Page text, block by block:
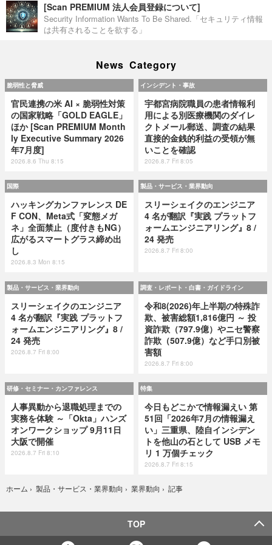
[Scan PREMIUM 法人会員登録について]
Security Information Wants To Be Shared.「セキュリティ情報
は共有されることを欲する」
News Category
脆弱性と脅威
官民連携の米 AI × 脆弱性対策
の国家戦略「GOLD EAGLE」
ほか [Scan PREMIUM Month
ly Executive Summary 2026
年7月度]
2026.8.6 Thu 8:15
インシデント・事故
宇都宮病院職員の患者情報利
用による別医療機関のダイレ
クトメール郵送、調査の結果
直接的金銭的利益の受領が無
いことを確認
2026.8.7 Fri 8:05
国際
ハッキングカンファレンス DE
F CON、Meta式「変態メガ
ネ」全面禁止（度付きもNG）
広がるスマートグラス締め出
し
2026.8.3 Mon 8:15
製品・サービス・業界動向
スリーシェイクのエンジニア
4 名が翻訳『実践 プラットフ
ォームエンジニアリング』8 /
24 発売
2026.8.7 Fri 8:00
製品・サービス・業界動向
スリーシェイクのエンジニア
4 名が翻訳『実践 プラットフ
ォームエンジニアリング』8 /
24 発売
2026.8.7 Fri 8:00
調査・レポート・白書・ガイドライン
令和8(2026)年上半期の特殊詐
欺、被害総額1,816億円 ～ 投
資詐欺（797.9億）やニセ警察
詐欺（507.9億）など手口別被
害額
2026.8.7 Fri 8:00
研修・セミナー・カンファレンス
人事異動から退職処理までの
実務を体験 ～「Okta」ハンズ
オンワークショップ 9月11日
大阪で開催
2026.8.7 Fri 8:10
特集
今日もどこかで情報漏えい 第
51回「2026年7月の情報漏え
い」三重県、陸自インシデン
トを他山の石として USB メモ
リ 1 万個チェック
2026.8.7 Fri 8:15
ホーム › 製品・サービス・業界動向 › 業界動向 › 記事
TOP